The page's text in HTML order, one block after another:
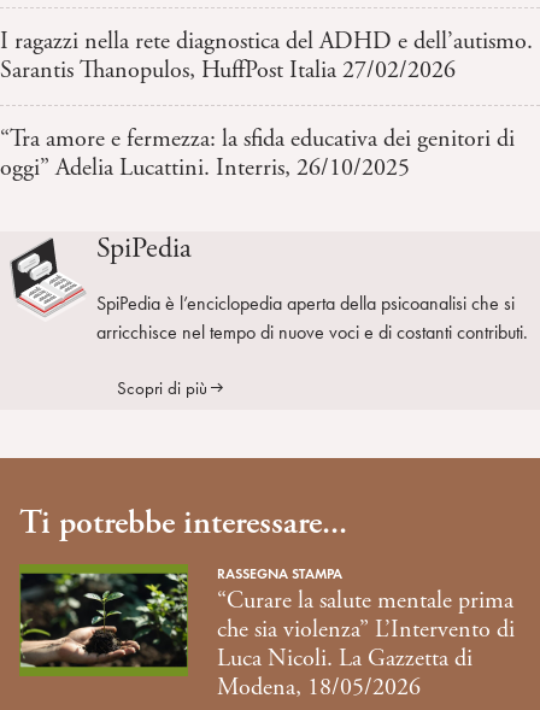
I ragazzi nella rete diagnostica del ADHD e dell’autismo.
Sarantis Thanopulos, HuffPost Italia 27/02/2026
“Tra amore e fermezza: la sfida educativa dei genitori di
oggi” Adelia Lucattini. Interris, 26/10/2025
SpiPedia
SpiPedia è l’enciclopedia aperta della psicoanalisi che si
arricchisce nel tempo di nuove voci e di costanti contributi.
Scopri di più
Ti potrebbe interessare...
RASSEGNA STAMPA
“Curare la salute mentale prima
che sia violenza” L’Intervento di
Luca Nicoli. La Gazzetta di
Modena, 18/05/2026